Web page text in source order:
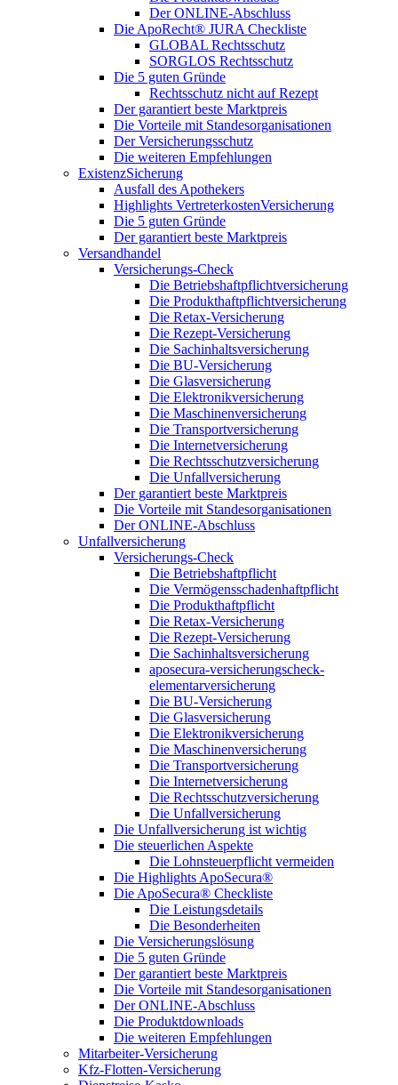
Der ONLINE-Abschluss
Die ApoRecht® JURA Checkliste
GLOBAL Rechtsschutz
SORGLOS Rechtsschutz
Die 5 guten Gründe
Rechtsschutz nicht auf Rezept
Der garantiert beste Marktpreis
Die Vorteile mit Standesorganisationen
Der Versicherungsschutz
Die weiteren Empfehlungen
ExistenzSicherung
Ausfall des Apothekers
Highlights VertreterkostenVersicherung
Die 5 guten Gründe
Der garantiert beste Marktpreis
Versandhandel
Versicherungs-Check
Die Betriebshaftpflichtversicherung
Die Produkthaftpflichtversicherung
Die Retax-Versicherung
Die Rezept-Versicherung
Die Sachinhaltsversicherung
Die BU-Versicherung
Die Glasversicherung
Die Elektronikversicherung
Die Maschinenversicherung
Die Transportversicherung
Die Internetversicherung
Die Rechtsschutzversicherung
Die Unfallversicherung
Der garantiert beste Marktpreis
Die Vorteile mit Standesorganisationen
Der ONLINE-Abschluss
Unfallversicherung
Versicherungs-Check
Die Betriebshaftpflicht
Die Vermögensschadenhaftpflicht
Die Produkthaftpflicht
Die Retax-Versicherung
Die Rezept-Versicherung
Die Sachinhaltsversicherung
aposecura-versicherungscheck-
elementarversicherung
Die BU-Versicherung
Die Glasversicherung
Die Elektronikversicherung
Die Maschinenversicherung
Die Transportversicherung
Die Internetversicherung
Die Rechtsschutzversicherung
Die Unfallversicherung
Die Unfallversicherung ist wichtig
Die steuerlichen Aspekte
Die Lohnsteuerpflicht vermeiden
Die Highlights ApoSecura®
Die ApoSecura® Checkliste
Die Leistungsdetails
Die Besonderheiten
Die Versicherungslösung
Die 5 guten Gründe
Der garantiert beste Marktpreis
Die Vorteile mit Standesorganisationen
Der ONLINE-Abschluss
Die Produktdownloads
Die weiteren Empfehlungen
Mitarbeiter-Versicherung
Kfz-Flotten-Versicherung